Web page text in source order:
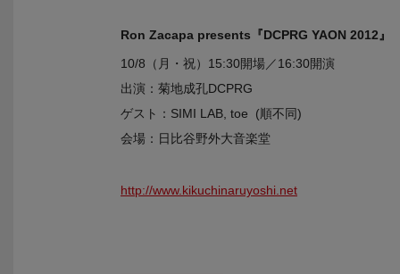
Ron Zacapa presents『DCPRG YAON 2012』
10/8（月・祝）15:30開場／16:30開演
出演：菊地成孔DCPRG
ゲスト：SIMI LAB, toe (順不同)
会場：日比谷野外大音楽堂
http://www.kikuchinaruyoshi.net